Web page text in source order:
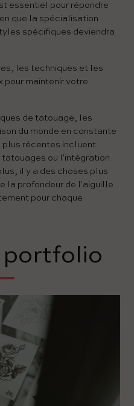
essentiel pour répondre
que la spécialisation
spécifiques deviendra
les techniques et les
pour maintenir votre
de tatouage, les
du monde en constante
récentes incluent
tatouages ou l'intégration
il y a des choses plus
la profondeur de l'aiguille
pour chaque
portfolio